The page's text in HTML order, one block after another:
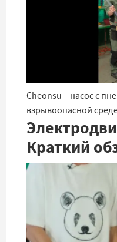
Cheonsu – насос с
взрывоопасной
Краткий